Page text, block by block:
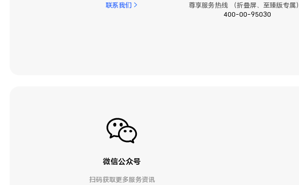
联系我们
尊享服务热线 （折叠屏、至臻版专属）
400-00-95030
微信公众号
扫码获取更多服务资讯